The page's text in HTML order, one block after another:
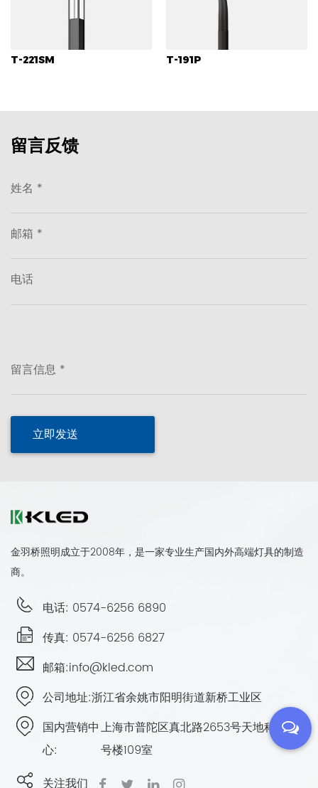
T-221SM T-191P
留言反馈
姓名 *
邮箱 *
电话
留言信息 *
金羽桥照明成立于2008年，是一家专业生产国内外高端灯具的制造
商。
电话: 0574-6256 6890
传真: 0574-6256 6827
邮箱:info@kled.com
公司地址:浙江省余姚市阳明街道新桥工业区
国内营销中
心:
上海市普陀区真北路2653号天地科技园2
号楼109室
关注我们